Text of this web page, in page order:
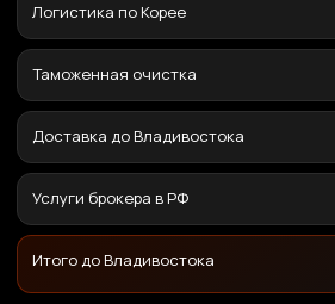
Логистика по Корее
Таможенная очистка
Доставка до Владивостока
Услуги брокера в РФ
Итого до Владивостока